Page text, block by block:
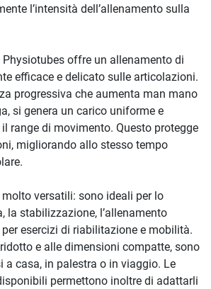
l’intensità dell’allenamento sulla
Physiotubes offre un allenamento di
efficace e delicato sulle articolazioni.
progressiva che aumenta man mano
si genera un carico uniforme e
range di movimento. Questo protegge
migliorando allo stesso tempo
molto versatili: sono ideali per lo
la stabilizzazione, l’allenamento
esercizi di riabilitazione e mobilità.
e alle dimensioni compatte, sono
a casa, in palestra o in viaggio. Le
permettono inoltre di adattarli